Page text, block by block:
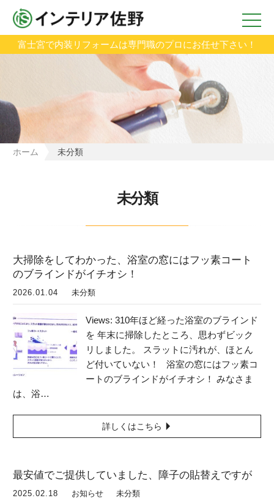
富士宮で内装リフォームは専門職のプロにお任せ下さい！
ホーム 未分類
未分類
大掃除をしてわかった、浴室の窓にはフッ素コート
のブラインドがイチオシ！
2026.01.04 未分類
Views: 310年ほど経った浴室のブラインド
を 年末に掃除したところ、思わずビック
リしました。 スラットに汚れが、ほとん
ど付いていない！ 浴室の窓にはフッ素コ
ートのブラインドがイチオシ！ みなさま
は、浴…
詳しくはこちら
最安値でご提供していました、障子の貼替えですが
2025.02.18 お知らせ 未分類